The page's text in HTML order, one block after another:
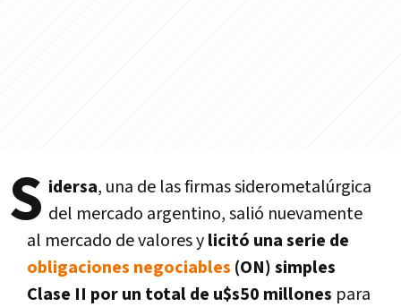
S idersa, una de las firmas siderometalúrgica
del mercado argentino, salió nuevamente
al mercado de valores ylicitó una serie de
obligaciones negociables (ON) simples
Clase II por un total de u$s50 millones para